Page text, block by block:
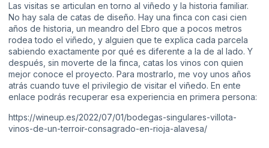
Las visitas se articulan en torno al viñedo y la historia familiar.
No hay sala de catas de diseño. Hay una finca con casi cien
años de historia, un meandro del Ebro que a pocos metros
rodea todo el viñedo, y alguien que te explica cada parcela
sabiendo exactamente por qué es diferente a la de al lado. Y
después, sin moverte de la finca, catas los vinos con quien
mejor conoce el proyecto. Para mostrarlo, me voy unos años
atrás cuando tuve el privilegio de visitar el viñedo. En ente
enlace podrás recuperar esa experiencia en primera persona:
https://wineup.es/2022/07/01/bodegas-singulares-villota-
vinos-de-un-terroir-consagrado-en-rioja-alavesa/